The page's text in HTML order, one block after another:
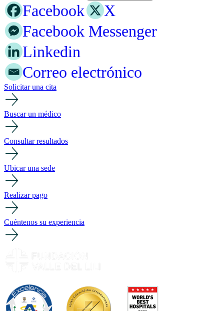
Facebook
X
Facebook Messenger
Linkedin
Correo electrónico
Solicitar una cita
Buscar un médico
Consultar resultados
Ubicar una sede
Realizar pago
Cuéntenos su experiencia